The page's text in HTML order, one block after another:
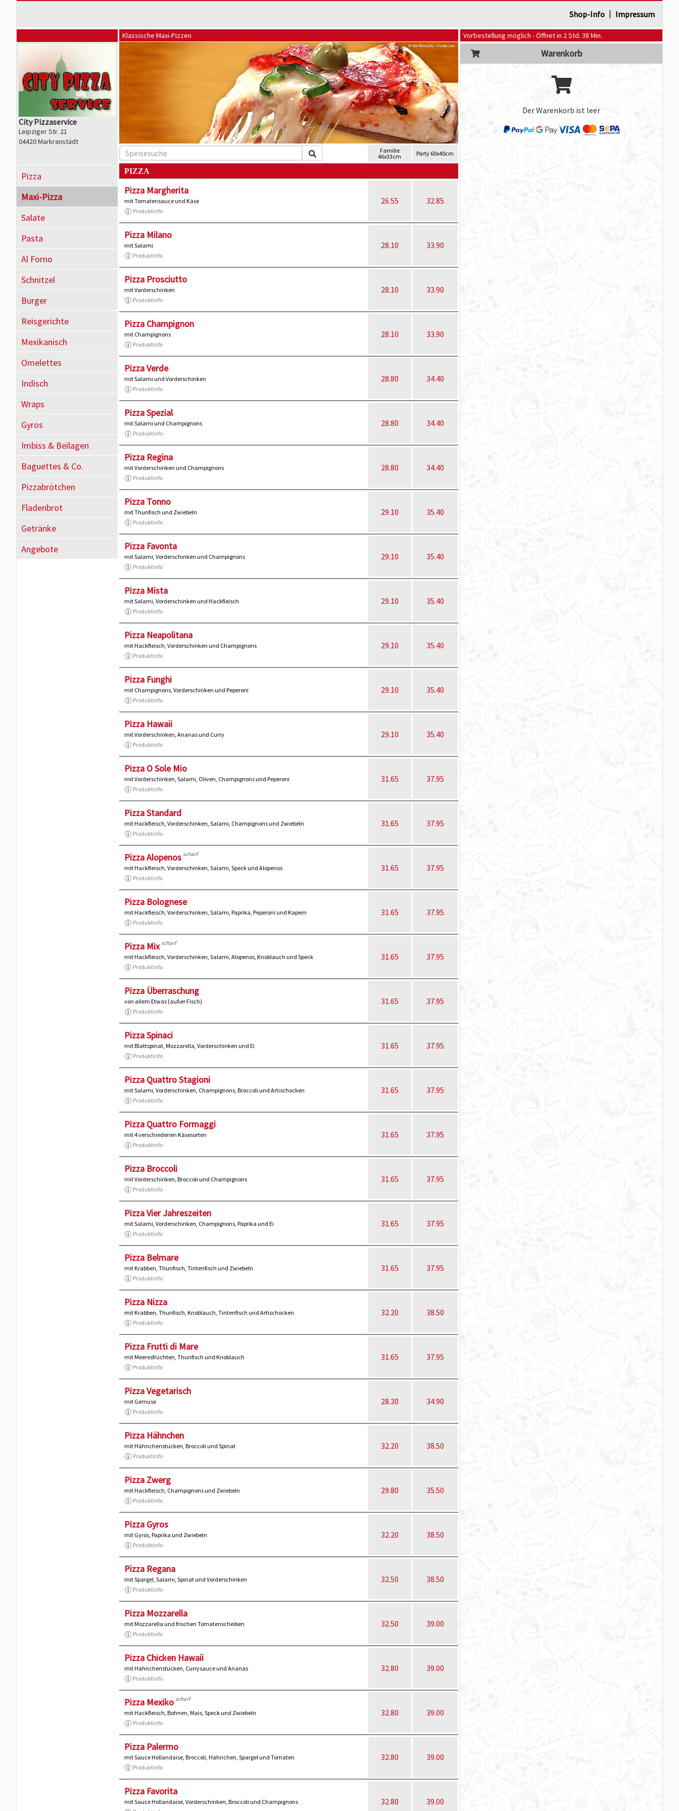
Shop-Info | Impressum
Vorbestellung möglich - Öffnet in 2 Std. 38 Min.
Warenkorb
Der Warenkorb ist leer
City Pizzaservice
Leipziger Str. 21
04420 Markranstädt
Pizza
Maxi-Pizza
Salate
Pasta
Al Forno
Schnitzel
Burger
Reisgerichte
Mexikanisch
Omelettes
Indisch
Wraps
Gyros
Imbiss & Beilagen
Baguettes & Co.
Pizzabrötchen
Fladenbrot
Getränke
Angebote
Klassische Maxi-Pizzen
Familie
46x33cm
Party 60x40cm
PIZZA
Pizza Margherita
mit Tomatensauce und Käse
Produktinfo
26.55 32.85
Pizza Milano
mit Salami
Produktinfo
28.10 33.90
Pizza Prosciutto
mit Vorderschinken
Produktinfo
28.10 33.90
Pizza Champignon
mit Champignons
Produktinfo
28.10 33.90
Pizza Verde
mit Salami und Vorderschinken
Produktinfo
28.80 34.40
Pizza Spezial
mit Salami und Champignons
Produktinfo
28.80 34.40
Pizza Regina
mit Vorderschinken und Champignons
Produktinfo
28.80 34.40
Pizza Tonno
mit Thunfisch und Zwiebeln
Produktinfo
29.10 35.40
Pizza Favonta
mit Salami, Vorderschinken und Champignons
Produktinfo
29.10 35.40
Pizza Mista
mit Salami, Vorderschinken und Hackfleisch
Produktinfo
29.10 35.40
Pizza Neapolitana
mit Hackfleisch, Vorderschinken und Champignons
Produktinfo
29.10 35.40
Pizza Funghi
mit Champignons, Vorderschinken und Peperoni
Produktinfo
29.10 35.40
Pizza Hawaii
mit Vorderschinken, Ananas und Curry
Produktinfo
29.10 35.40
Pizza O Sole Mio
mit Vorderschinken, Salami, Oliven, Champignons und Peperoni
Produktinfo
31.65 37.95
Pizza Standard
mit Hackfleisch, Vorderschinken, Salami, Champignons und Zwiebeln
Produktinfo
31.65 37.95
Pizza Alopenos scharf
mit Hackfleisch, Vorderschinken, Salami, Speck und Alopenos
Produktinfo
31.65 37.95
Pizza Bolognese
mit Hackfleisch, Vorderschinken, Salami, Paprika, Peperoni und Kapern
Produktinfo
31.65 37.95
Pizza Mix scharf
mit Hackfleisch, Vorderschinken, Salami, Alopenos, Knoblauch und Speck
Produktinfo
31.65 37.95
Pizza Überraschung
von allem Etwas (außer Fisch)
Produktinfo
31.65 37.95
Pizza Spinaci
mit Blattspinat, Mozzarella, Vorderschinken und Ei
Produktinfo
31.65 37.95
Pizza Quattro Stagioni
mit Salami, Vorderschinken, Champignons, Broccoli und Artischocken
Produktinfo
31.65 37.95
Pizza Quattro Formaggi
mit 4 verschiedenen Käsesorten
Produktinfo
31.65 37.95
Pizza Broccoli
mit Vorderschinken, Broccoli und Champignons
Produktinfo
31.65 37.95
Pizza Vier Jahreszeiten
mit Salami, Vorderschinken, Champignons, Paprika und Ei
Produktinfo
31.65 37.95
Pizza Belmare
mit Krabben, Thunfisch, Tintenfisch und Zwiebeln
Produktinfo
31.65 37.95
Pizza Nizza
mit Krabben, Thunfisch, Knoblauch, Tintenfisch und Artischocken
Produktinfo
32.20 38.50
Pizza Frutti di Mare
mit Meeresfrüchten, Thunfisch und Knoblauch
Produktinfo
31.65 37.95
Pizza Vegetarisch
mit Gemüse
Produktinfo
28.30 34.90
Pizza Hähnchen
mit Hähnchenstücken, Broccoli und Spinat
Produktinfo
32.20 38.50
Pizza Zwerg
mit Hackfleisch, Champignons und Zwiebeln
Produktinfo
29.80 35.50
Pizza Gyros
mit Gyros, Paprika und Zwiebeln
Produktinfo
32.20 38.50
Pizza Regana
mit Spargel, Salami, Spinat und Vorderschinken
Produktinfo
32.50 38.50
Pizza Mozzarella
mit Mozzarella und frischen Tomatenscheiben
Produktinfo
32.50 39.00
Pizza Chicken Hawaii
mit Hähnchenstücken, Currysauce und Ananas
Produktinfo
32.80 39.00
Pizza Mexiko scharf
mit Hackfleisch, Bohnen, Mais, Speck und Zwiebeln
Produktinfo
32.80 39.00
Pizza Palermo
mit Sauce Hollandaise, Broccoli, Hähnchen, Spargel und Tomaten
Produktinfo
32.80 39.00
Pizza Favorita
mit Sauce Hollandaise, Vorderschinken, Broccoli und Champignons
32.80 39.00